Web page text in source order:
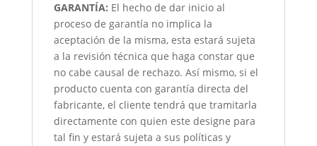
GARANTÍA: El hecho de dar inicio al
proceso de garantía no implica la
aceptación de la misma, esta estará sujeta
a la revisión técnica que haga constar que
no cabe causal de rechazo. Así mismo, si el
producto cuenta con garantía directa del
fabricante, el cliente tendrá que tramitarla
directamente con quien este designe para
tal fin y estará sujeta a sus políticas y